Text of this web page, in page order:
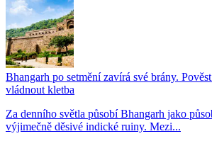
Bhangarh po setmění zavírá své brány.
vládnout kletba
Za denního světla působí Bhangarh jako
výjimečně děsivé indické ruiny. Mezi...